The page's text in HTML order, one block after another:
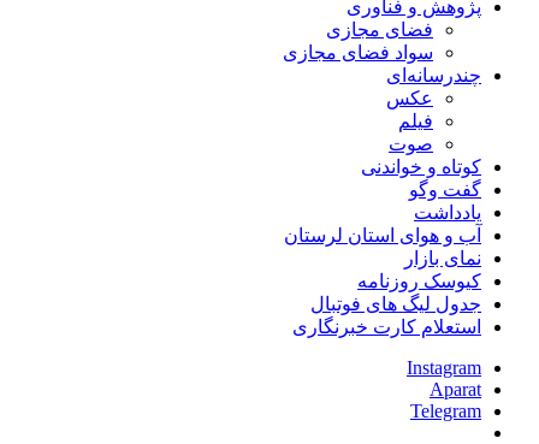
پژوهش و فناوری
فضای مجازی
سواد فضای مجازی
چندرسانه‌ای
عكس
فیلم
صوت
کوتاه و خواندنی
گفت وگو
یادداشت
آب و هوای استان لرستان
نمای بازار
کیوسک روزنامه
جدول لیگ های فوتبال
استعلام کارت خبرنگاری
Instagram
Aparat
Telegram